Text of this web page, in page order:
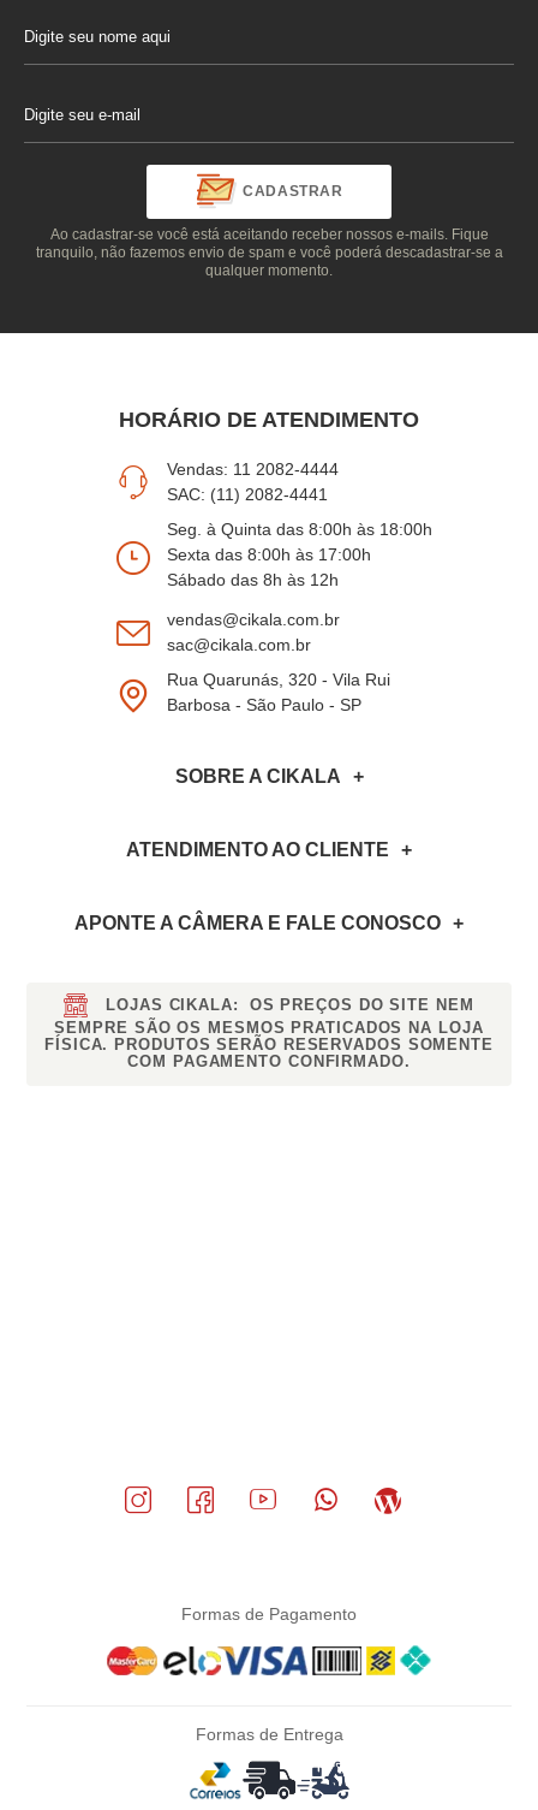
CADASTRAR
Ao cadastrar-se você está aceitando receber nossos e-mails. Fique
tranquilo, não fazemos envio de spam e você poderá descadastrar-se a
qualquer momento.
HORÁRIO DE ATENDIMENTO
Vendas: 11 2082-4444
SAC: (11) 2082-4441
Seg. à Quinta das 8:00h às 18:00h
Sexta das 8:00h às 17:00h
Sábado das 8h às 12h
vendas@cikala.com.br
sac@cikala.com.br
Rua Quarunás, 320 - Vila Rui
Barbosa - São Paulo - SP
SOBRE A CIKALA
ATENDIMENTO AO CLIENTE
APONTE A CÂMERA E FALE CONOSCO
LOJAS CIKALA:
OS PREÇOS DO SITE NEM
SEMPRE SÃO OS MESMOS PRATICADOS NA LOJA
FÍSICA. PRODUTOS SERÃO RESERVADOS SOMENTE
COM PAGAMENTO CONFIRMADO.
Formas de Pagamento
Formas de Entrega